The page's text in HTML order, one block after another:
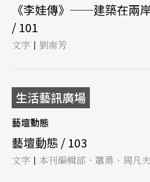
《李娃傳》──建築在兩
/ 101
文字 | 劉南芳
生活藝訊廣場
藝壇動態
藝壇動態 / 103
文字 | 本刊編輯部、蕭勇、周凡夫